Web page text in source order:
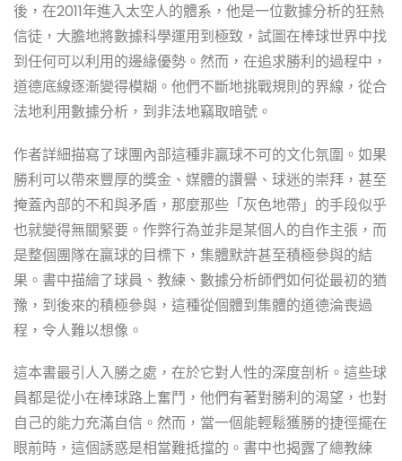
後，在2011年進入太空人的體系，他是一位數據分析的狂熱
信徒，大膽地將數據科學運用到極致，試圖在棒球世界中找
到任何可以利用的邊緣優勢。然而，在追求勝利的過程中，
道德底線逐漸變得模糊。他們不斷地挑戰規則的界線，從合
法地利用數據分析，到非法地竊取暗號。
作者詳細描寫了球團內部這種非贏球不可的文化氛圍。如果
勝利可以帶來豐厚的獎金、媒體的讚譽、球迷的崇拜，甚至
掩蓋內部的不和與矛盾，那麼那些「灰色地帶」的手段似乎
也就變得無關緊要。作弊行為並非是某個人的自作主張，而
是整個團隊在贏球的目標下，集體默許甚至積極參與的結
果。書中描繪了球員、教練、數據分析師們如何從最初的猶
豫，到後來的積極參與，這種從個體到集體的道德淪喪過
程，令人難以想像。
這本書最引人入勝之處，在於它對人性的深度剖析。這些球
員都是從小在棒球路上奮鬥，他們有著對勝利的渴望，也對
自己的能力充滿自信。然而，當一個能輕鬆獲勝的捷徑擺在
眼前時，這個誘惑是相當難抵擋的。書中也揭露了總教練